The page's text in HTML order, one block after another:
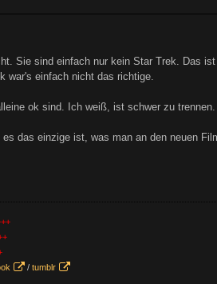
Sie sind einfach nur kein Star Trek. Das
war's einfach nicht das richtige.
ok sind. Ich weiß, ist schwer zu trennen.
das einzige ist, was man an den neuen
/ tumblr